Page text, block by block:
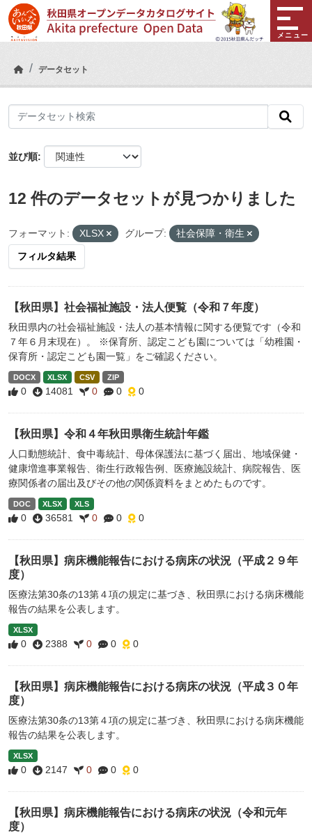
Skip to main content
メニュー
データセット
並び順
12 件のデータセットが見つかりました
フォーマット: XLSX グループ: 社会保障・衛生
フィルタ結果
【秋田県】社会福祉施設・法人便覧（令和７年度）
秋田県内の社会福祉施設・法人の基本情報に関する便覧です（令和
７年６月末現在）。 ※保育所、認定こども園については「幼稚園・
保育所・認定こども園一覧」をご確認ください。
DOCX XLSX CSV ZIP
0 14081 0 0 0
【秋田県】令和４年秋田県衛生統計年鑑
人口動態統計、食中毒統計、母体保護法に基づく届出、地域保健・
健康増進事業報告、衛生行政報告例、医療施設統計、病院報告、医
療関係者の届出及びその他の関係資料をまとめたものです。
DOC XLSX XLS
0 36581 0 0 0
【秋田県】病床機能報告における病床の状況（平成２９年
度）
医療法第30条の13第４項の規定に基づき、秋田県における病床機能
報告の結果を公表します。
XLSX
0 2388 0 0 0
【秋田県】病床機能報告における病床の状況（平成３０年
度）
医療法第30条の13第４項の規定に基づき、秋田県における病床機能
報告の結果を公表します。
XLSX
0 2147 0 0 0
【秋田県】病床機能報告における病床の状況（令和元年
度）